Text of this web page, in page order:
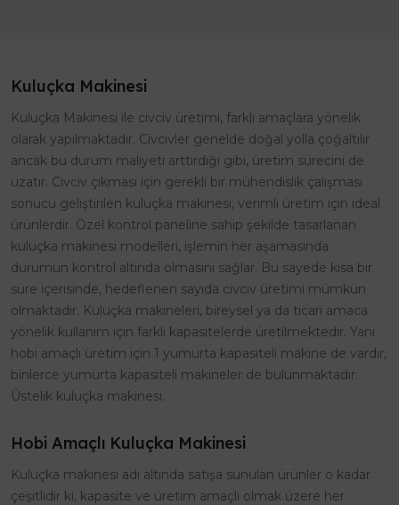
Kuluçka Makinesi
Kuluçka Makinesi ile civciv üretimi, farklı amaçlara yönelik
olarak yapılmaktadır. Civcivler genelde doğal yolla çoğaltılır
ancak bu durum maliyeti arttırdığı gibi, üretim sürecini de
uzatır. Civciv çıkması için gerekli bir mühendislik çalışması
sonucu geliştirilen kuluçka makinesi, verimli üretim için ideal
ürünlerdir. Özel kontrol paneline sahip şekilde tasarlanan
kuluçka makinesi modelleri, işlemin her aşamasında
durumun kontrol altında olmasını sağlar. Bu sayede kısa bir
süre içerisinde, hedeflenen sayıda civciv üretimi mümkün
olmaktadır. Kuluçka makineleri, bireysel ya da ticari amaca
yönelik kullanım için farklı kapasitelerde üretilmektedir. Yani
hobi amaçlı üretim için 1 yumurta kapasiteli makine de vardır,
binlerce yumurta kapasiteli makineler de bulunmaktadır.
Üstelik kuluçka makinesi.
Hobi Amaçlı Kuluçka Makinesi
Kuluçka makinesi adı altında satışa sunulan ürünler o kadar
çeşitlidir ki, kapasite ve üretim amaçlı olmak üzere her